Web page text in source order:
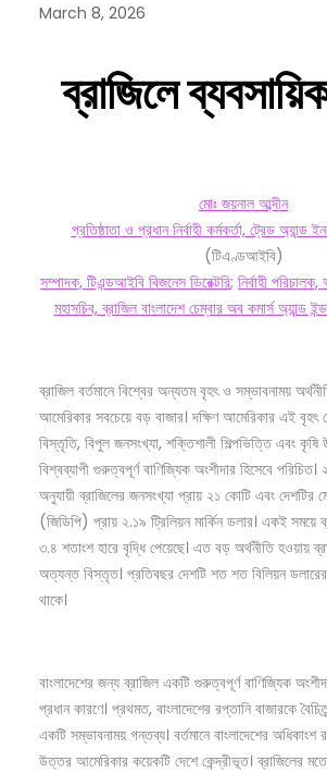
March 8, 2026
ব্রাজিলে
মোঃ জয়নাল আব্দীন
প্রতিষ্ঠাতা ও প্রধান নির্বাহী কর্মকর্তা, ট্রেড অ্যান্ড
(টিএণ্ডআইবি)
সম্পাদক, টিএন্ডআইবি বিজনেস ডিরেক্টরি; নির্বাহী
মহাসচিব, ব্রাজিল বাংলাদেশ চেম্বার অব কমার্স অ্যান্ড
ব্রাজিল বর্তমানে বিশ্বের অন্যতম বৃহৎ ও সম্ভাবনাময়
আমেরিকার সবচেয়ে বড় বাজার। দক্ষিণ আমেরিকার এই
বিস্তৃতি, বিপুল জনসংখ্যা, শক্তিশালী শিল্পভিত্তি এবং কৃষি
বিশ্বব্যাপী গুরুত্বপূর্ণ বাণিজ্যিক অংশীদার হিসেবে
অনুযায়ী ব্রাজিলের জনসংখ্যা প্রায় ২১ কোটি এবং দেশটির
(জিডিপি) প্রায় ২.১৯ ট্রিলিয়ন মার্কিন ডলার। একই সময়ে
৩.৪ শতাংশ হারে বৃদ্ধি পেয়েছে। এত বড় অর্থনীতি হওয়ায়
অত্যন্ত বিস্তৃত। প্রতিবছর দেশটি শত শত বিলিয়ন
থাকে।
বাংলাদেশের জন্য ব্রাজিল একটি গুরুত্বপূর্ণ বাণিজ্যিক
প্রধান কারণে। প্রথমত, বাংলাদেশের রপ্তানি বাজারকে
একটি সম্ভাবনাময় গন্তব্য। বর্তমানে বাংলাদেশের
উত্তর আমেরিকার কয়েকটি দেশে কেন্দ্রীভূত। ব্রাজিলের